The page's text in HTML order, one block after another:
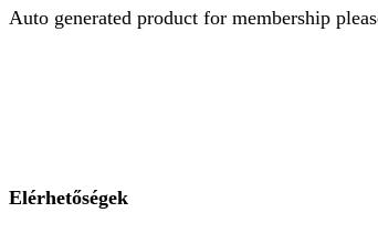
Auto generated product for membership
Elérhetőségek